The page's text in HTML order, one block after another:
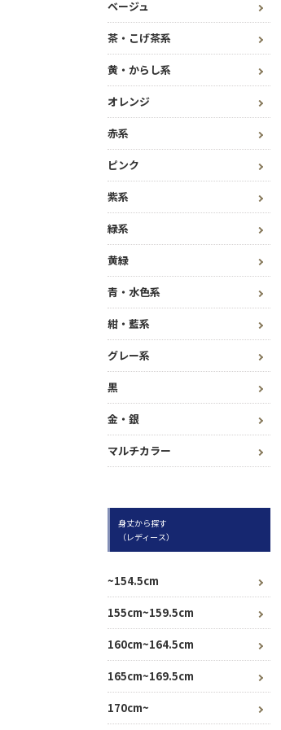
ベージュ
茶・こげ茶系
黄・からし系
オレンジ
赤系
ピンク
紫系
緑系
黄緑
青・水色系
紺・藍系
グレー系
黒
金・銀
マルチカラー
身丈から探す
（レディース）
~154.5cm
155cm~159.5cm
160cm~164.5cm
165cm~169.5cm
170cm~